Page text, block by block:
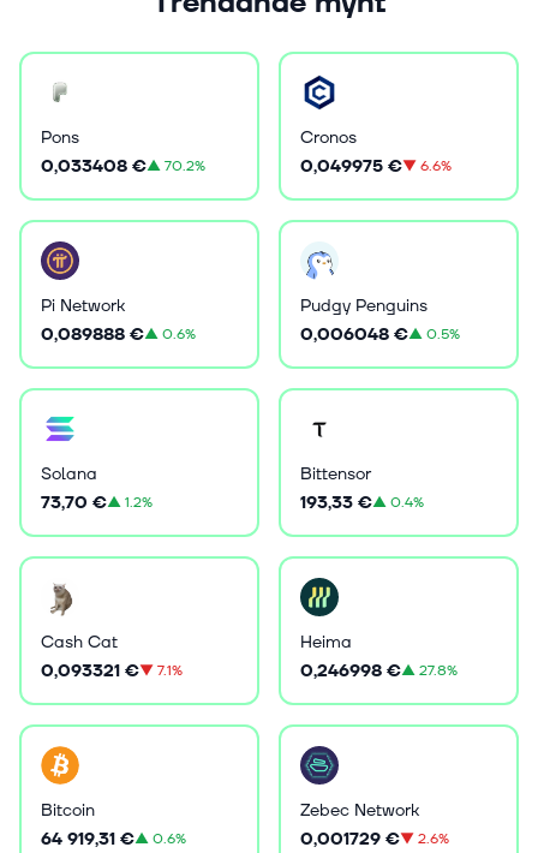
Pons
0,033408 €▲70.2%
Cronos
0,049975 €▼6.6%
Pi Network
0,089888 €▲0.6%
Pudgy Penguins
0,006048 €▲0.5%
Solana
73,70 €▲1.2%
Bittensor
193,33 €▲0.4%
Cash Cat
0,093321 €▼7.1%
Heima
0,246998 €▲27.8%
Bitcoin
64 919,31 €▲0.6%
Zebec Network
0,001729 €▼2.6%